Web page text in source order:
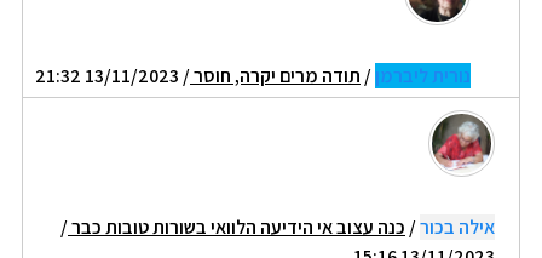
נורית ליברמן/ תודה מרים יקרה, חוסר/ 13/11/2023 21:32
אילה בכור/ כנה עצוב אי הידיעה הלוואי בשורות טובות כבר/